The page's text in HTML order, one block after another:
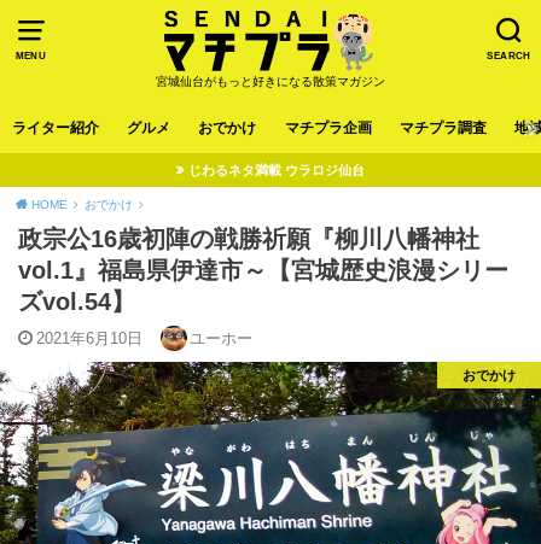
MENU SEARCH
宮城仙台がもっと好きになる散策マガジン
ライター紹介 グルメ おでかけ マチプラ企画 マチプラ調査 地
じわるネタ満載 ウラロジ仙台
HOME おでかけ
政宗公16歳初陣の戦勝祈願『柳川八幡神社
vol.1』福島県伊達市～【宮城歴史浪漫シリー
ズvol.54】
2021年6月10日 ユーホー
おでかけ